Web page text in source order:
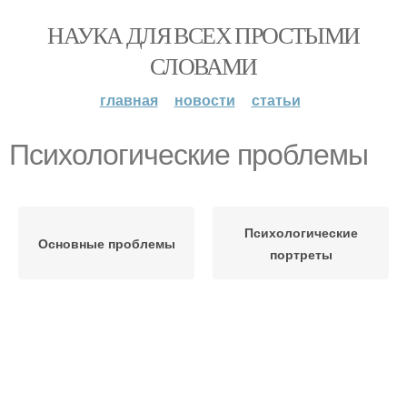
НАУКА ДЛЯ ВСЕХ ПРОСТЫМИ
СЛОВАМИ
главная новости статьи
Психологические проблемы
Основные проблемы
Психологические
портреты